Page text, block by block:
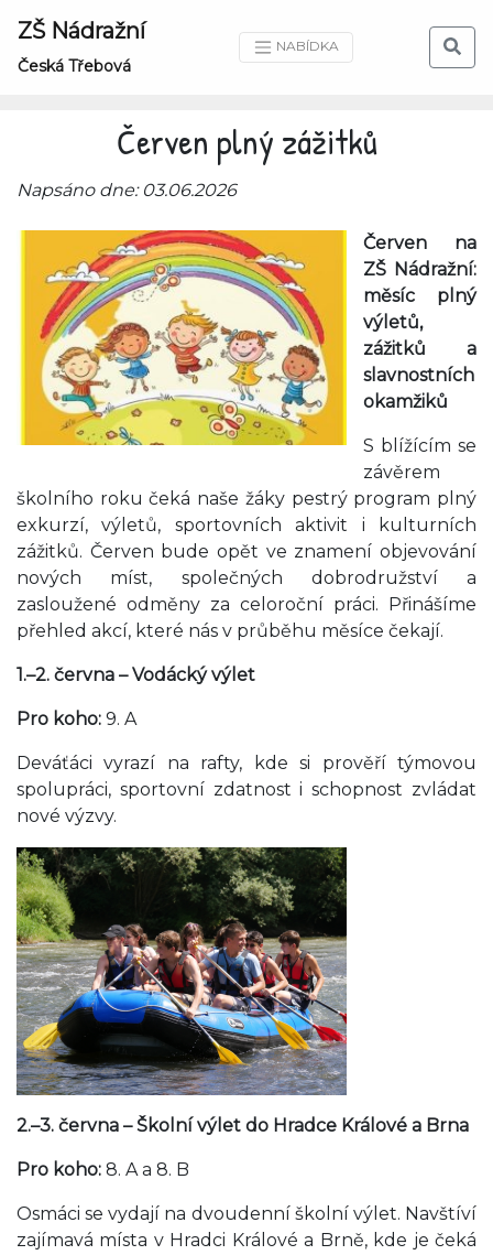
ZŠ Nádražní
Česká Třebová
NABÍDKA
Červen plný zážitků
Napsáno dne: 03.06.2026
Červen na
ZŠ Nádražní:
měsíc plný
výletů,
zážitků a
slavnostních
okamžiků
S blížícím se
závěrem
školního roku čeká naše žáky pestrý program plný
exkurzí, výletů, sportovních aktivit i kulturních
zážitků. Červen bude opět ve znamení objevování
nových míst, společných dobrodružství a
zasloužené odměny za celoroční práci. Přinášíme
přehled akcí, které nás v průběhu měsíce čekají.
1.–2. června – Vodácký výlet
Pro koho: 9. A
Deváťáci vyrazí na rafty, kde si prověří týmovou
spolupráci, sportovní zdatnost i schopnost zvládat
nové výzvy.
2.–3. června – Školní výlet do Hradce Králové a Brna
Pro koho: 8. A a 8. B
Osmáci se vydají na dvoudenní školní výlet. Navštíví
zajímavá místa v Hradci Králové a Brně, kde je čeká